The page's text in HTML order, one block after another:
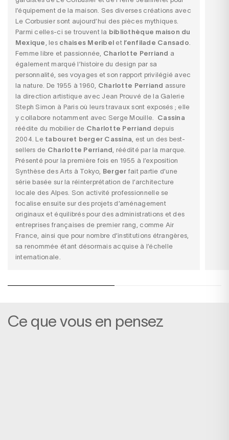
l’équipement de la maison. Ses diverses créations avec
Le Corbusier sont aujourd’hui des pièces mythiques.
Parmi celles-ci se trouvent la bibliothèque maison du
Mexique , les chaises Meribel et l’enfilade Cansado.
Femme libre et passionnée, Charlotte Perriand a
également marqué l’histoire du design par sa
personnalité, ses voyages et son rapport privilégié avec
la nature. De 1955 à 1960, Charlotte Perriand assure
la direction artistique avec Jean Prouvé de la Galerie
Steph Simon à Paris où leurs travaux sont exposés ; elle
y collabore notamment avec Serge Mouille. Cassina
réédite du mobilier de Charlotte Perriand depuis
2004. Le tabouret berger Cassina, est un des best-
sellers de Charlotte Perriand, réédité par la marque.
Présenté pour la première fois en 1955 à l’exposition
Synthèse des Arts à Tokyo, Berger fait partie d’une
série basée sur la réinterprétation de l’architecture
locale des Alpes. Son activité professionnelle se
focalise ensuite sur des projets d’aménagement
originaux et équilibrés pour des administrations et des
entreprises françaises de premier rang, comme Air
France, ainsi que pour nombre d’institutions étrangères,
sa renommée étant désormais acquise à l’échelle
internationale.
Ce que vous en pensez